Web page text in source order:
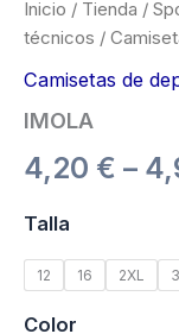
Inicio / Tienda /
técnicos /
Camisetas de
IMOLA
4,20 € –
Talla
12 16 2XL
Color